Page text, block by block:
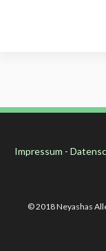
Impressum -
© 2018 Neyashas